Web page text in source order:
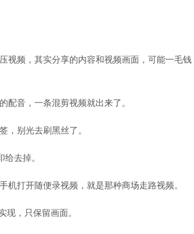
视频，其实分享的内容和视频画面，可能一毛钱
配音，一条混剪视频就出来了。
，别光去刷黑丝了。
去掉。
机打开随便录视频，就是那种商场走路视频。
现，只保留画面。